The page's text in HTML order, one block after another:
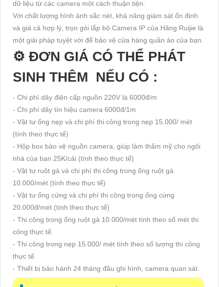
dữ liệu từ các camera một cách thuận tiện.
Với chất lượng hình ảnh sắc nét, khả năng giám sát ổn định
và giá cả hợp lý, trọn gói lắp bộ Camera IP của Hãng Ruijie là
một giải pháp tuyệt vời để bảo vệ cửa hàng quần áo của bạn.
⚙ ĐƠN GIÁ CÓ THỂ PHÁT
SINH THÊM NẾU CÓ :
- Chi phí dây điện cấp nguồn 220V là 6000đ/m
- Chi phí dây tín hiệu camera 6000đ/1m
- Vật tư ống nẹp và chi phí thi công trong nẹp 15.000/ mét
(tính theo thực tế)
- Hộp box bảo vệ nguồn camera, giúp làm thẩm mỹ cho ngôi
nhà của bạn 25K/cái (tính theo thực tế)
- Vật tư ruột gà và chi phí thi công trong ống ruột gà
10.000/mét (tính theo thực tế)
- Vật tư ống cứng và chi phí thi công trong ống cứng
20.000đ/mét (tính theo thực tế)
- Thi công trong ống ruột gà 10.000/mét tính theo số mét thi
công thực tế.
- Thi công trong nẹp 15.000/ mét tính theo số lượng thi công
thực tế.
- Thiết bị bảo hành 24 tháng đầu ghi hình, camera quan sát.